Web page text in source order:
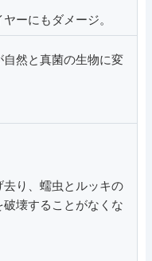
ーにもダメージ。
然と真菌の生物に変
り、蠕虫とルッキの
壊することがなくな